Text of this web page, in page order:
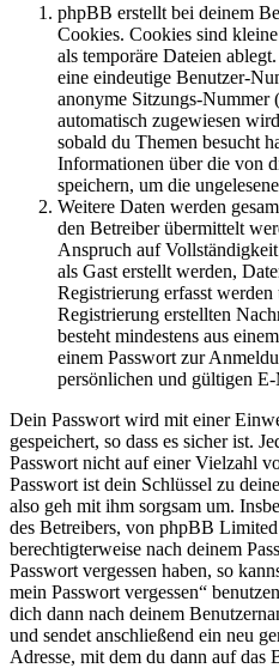
phpBB erstellt bei deinem
Cookies. Cookies sind
als temporäre Dateien
eine eindeutige Benutzer-
anonyme Sitzungs-
automatisch zugewiesen
sobald du Themen besucht
Informationen über die von
speichern, um die
Weitere Daten werden
den Betreiber übermittelt
Anspruch auf
als Gast erstellt werden,
Registrierung erfasst
Registrierung erstellten
besteht mindestens aus
einem Passwort zur
persönlichen und gültigen
Dein Passwort wird mit einer
gespeichert, so dass es sicher ist.
Passwort nicht auf einer Vielzahl
Passwort ist dein Schlüssel zu
also geh mit ihm sorgsam um.
des Betreibers, von phpBB
berechtigterweise nach deinem
Passwort vergessen haben, so
mein Passwort vergessen“
dich dann nach deinem
und sendet anschließend ein neu
Adresse, mit dem du dann auf das